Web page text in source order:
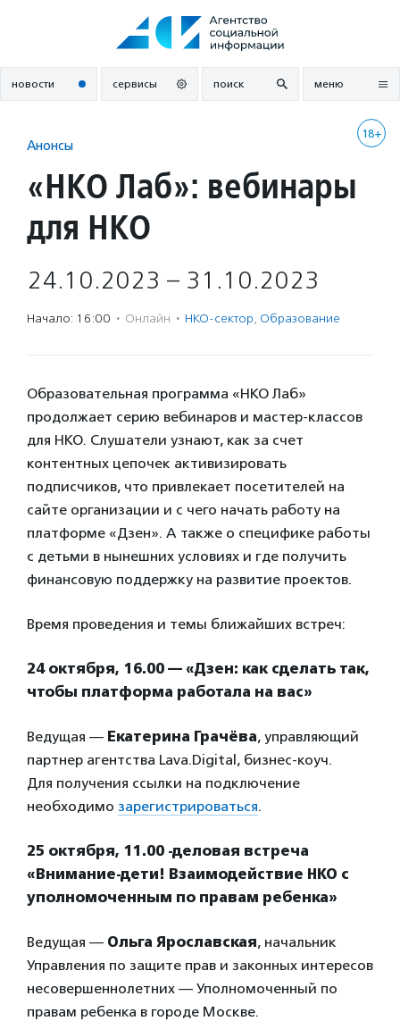
новости сервисы поиск меню
18+
Анонсы
«НКО Лаб»: вебинары
для НКО
24.10.2023 – 31.10.2023
Начало: 16:00 · Онлайн · НКО-сектор, Образование
Образовательная программа «НКО Лаб»
продолжает серию вебинаров и мастер-классов
для НКО. Слушатели узнают, как за счет
контентных цепочек активизировать
подписчиков, что привлекает посетителей на
сайте организации и с чего начать работу на
платформе «Дзен». А также о специфике работы
с детьми в нынешних условиях и где получить
финансовую поддержку на развитие проектов.
Время проведения и темы ближайших встреч:
24 октября, 16.00 — «Дзен: как сделать так,
чтобы платформа работала на вас»
Ведущая — Екатерина Грачёва, управляющий
партнер агентства Lava.Digital, бизнес-коуч.
Для получения ссылки на подключение
необходимо зарегистрироваться.
25 октября, 11.00 -деловая встреча
«Внимание-дети! Взаимодействие НКО с
уполномоченным по правам ребенка»
Ведущая — Ольга Ярославская, начальник
Управления по защите прав и законных интересов
несовершеннолетних — Уполномоченный по
правам ребенка в городе Москве.